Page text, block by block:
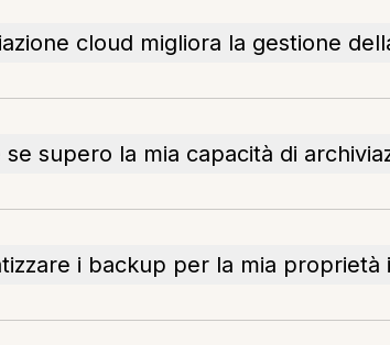
cloud migliora la gestione
se supero la mia capacità di
i backup per la mia proprietà